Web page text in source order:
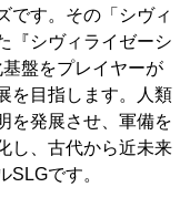
です。その「シヴィ
『シヴィライゼーシ
盤をプレイヤーが
を目指します。人類
を発展させ、軍備を
し、古代から近未来
SLGです。